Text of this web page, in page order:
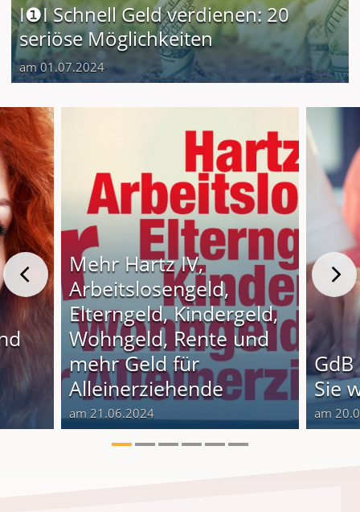
I❶I Schnell Geld verdienen: 20
seriöse Möglichkeiten
am 01.07.2024
Mehr Hartz IV,
Arbeitslosengeld,
Elterngeld, Kindergeld,
Wohngeld, Rente und
mehr Geld für
Alleinerziehende
am 21.06.2024
Sie
am